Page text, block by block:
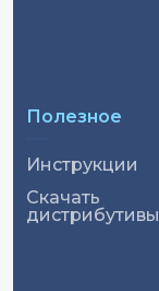
Полезное
Инструкции
Скачать
дистрибутивы